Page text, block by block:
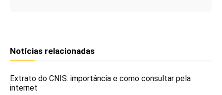
Notícias relacionadas
Extrato do CNIS: importância e como consultar pela
internet